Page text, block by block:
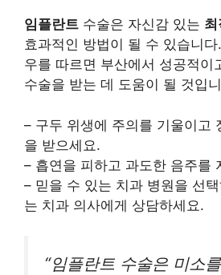
임플란트 수술은 자신감 있는
효과적인 방법이 될 수 있습니
우를 따르면 부산에서 성공적이
수술을 받는 데 도움이 될 것입
– 구두 위생에 주의를 기울이고
을 받으세요.
– 흡연을 피하고 과도한 음주를
– 믿을 수 있는 치과 병원을 선
는 치과 의사에게 상담하세요.
“임플란트 수술은 미소